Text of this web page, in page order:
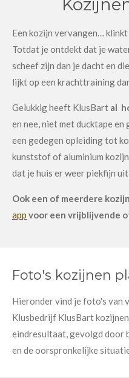
Een kozijn vervangen… klinkt
Totdat je ontdekt dat je
scheef zijn dan je dacht en
lijkt op een krachttraining
Gelukkig heeft KlusBart al
en nee, niet met ducktape
een gedegen opleiding tot
kunststof of aluminium
dat je huis er weer piekfijn
Ook een of meerdere
app voor een vrijblijvende
Foto's kozijnen
Hieronder vind je foto's van
Klusbedrijf KlusBart
eindresultaat, gevolgd door
en de oorspronkelijke